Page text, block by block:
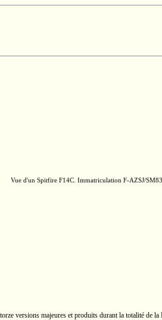
Vue d'un Spitfire F14C. Immatriculation F-AZSJ/
versions majeures et produits durant la totalité de